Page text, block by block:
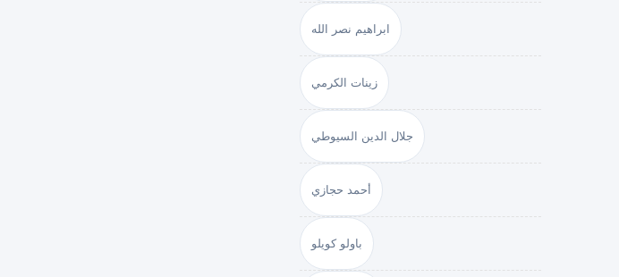
ابراهيم نصر الله
زينات الكرمي
جلال الدين السيوطي
أحمد حجازي
باولو كويلو